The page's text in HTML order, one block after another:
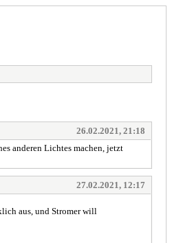
26.02.2021, 21:18
anderen Lichtes machen, jetzt
27.02.2021, 12:17
aus, und Stromer will